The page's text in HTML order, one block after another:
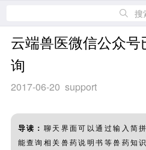
搜
云端兽医微信公众
询
2017-06-20 support
导读： 聊天界面可以通过输入简
能查询相关兽药说明书等兽药知